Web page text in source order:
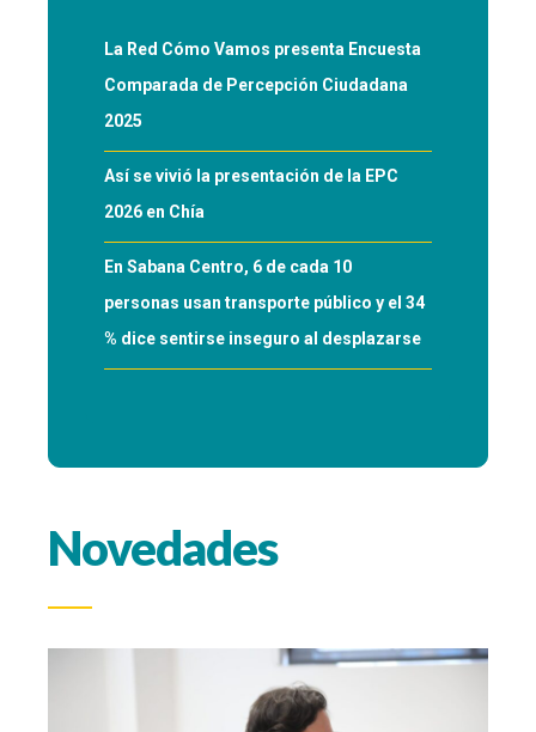
Novedades
La Red Cómo Vamos presenta Encuesta
Comparada de Percepción Ciudadana
2025
Así se vivió la presentación de la EPC
2026 en Chía
En Sabana Centro, 6 de cada 10
personas usan transporte público y el 34
% dice sentirse inseguro al desplazarse